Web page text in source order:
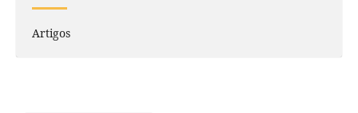
Artigos